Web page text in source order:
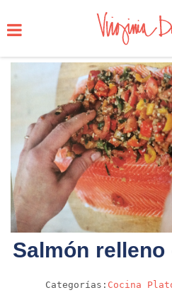
Salmón
Categorías: Cocina